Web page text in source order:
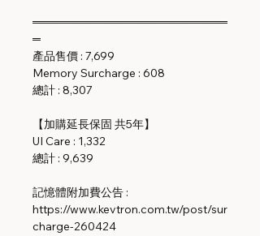
════════════════════════
═
產品售價 : 7,699
Memory Surcharge : 608
總計 : 8,307
【加購延長保固 共5年】
UI Care : 1,332
總計 : 9,639
記憶體附加費公告 :
https://www.kevtron.com.tw/post/sur
charge-260424